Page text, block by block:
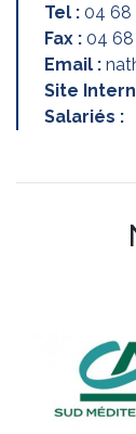
Tel : 04 68
Fax : 04
Email :
Site
Salariés :